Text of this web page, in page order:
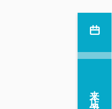
来店予約